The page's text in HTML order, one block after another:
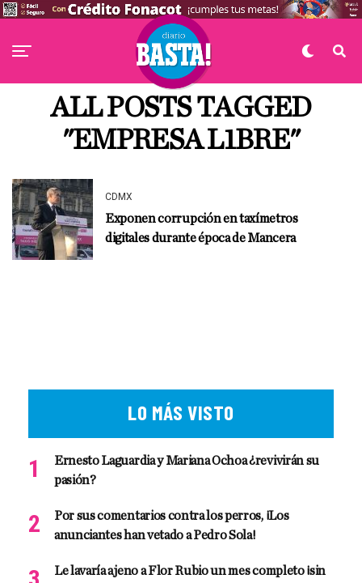
ALL POSTS TAGGED
"EMPRESA L1BRE"
CDMX
Exponen corrupción en taxímetros
digitales durante época de Mancera
LO MÁS VISTO
Ernesto Laguardia y Mariana Ochoa ¿revivirán su
pasión?
Por sus comentarios contra los perros, ¡Los
anunciantes han vetado a Pedro Sola!
Le lavaría ajeno a Flor Rubio un mes completo ¡sin